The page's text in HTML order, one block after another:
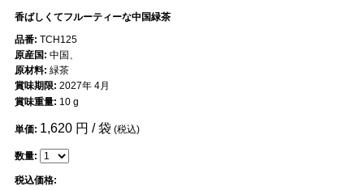
香ばしくてフルーティーな中国緑茶
品番: TCH125
原産国: 中国、
原材料: 緑茶
賞味期限: 2027年 4月
賞味重量: 10 g
単価: 1,620円 / 袋 (税込)
数量:
税込価格: